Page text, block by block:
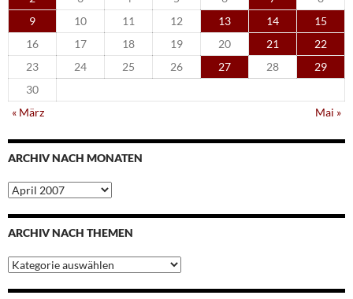
9
10 11 12 13 14
15
16
17 18 19 20 21
22
23
24 25 26 27 28
29
30
« März
Mai »
ARCHIV NACH MONATEN
Archiv
nach
Monaten
ARCHIV NACH THEMEN
Archiv
nach
Themen